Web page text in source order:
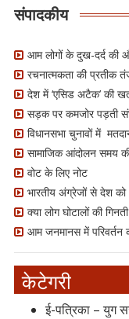
संपादकीय
आम लोगों के दुख-दर्द की
रचनात्मकता की प्रतीक
देश में ‘एसिड अटैक’ की
सड़क पर कमजोर पड़ती
विधानसभा चुनावों में
सामाजिक आंदोलन समय
वोट के लिए नोट
भारतीय अंग्रेजों से देश को
क्या लोग घोटालों की
आम जनमानस में
केटेगरी
ई-पत्रिका – युग